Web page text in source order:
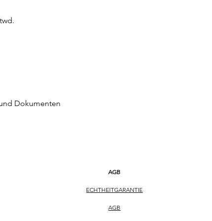
Dokumenten
AGB
ECHTHEITGARANTIE
AGB